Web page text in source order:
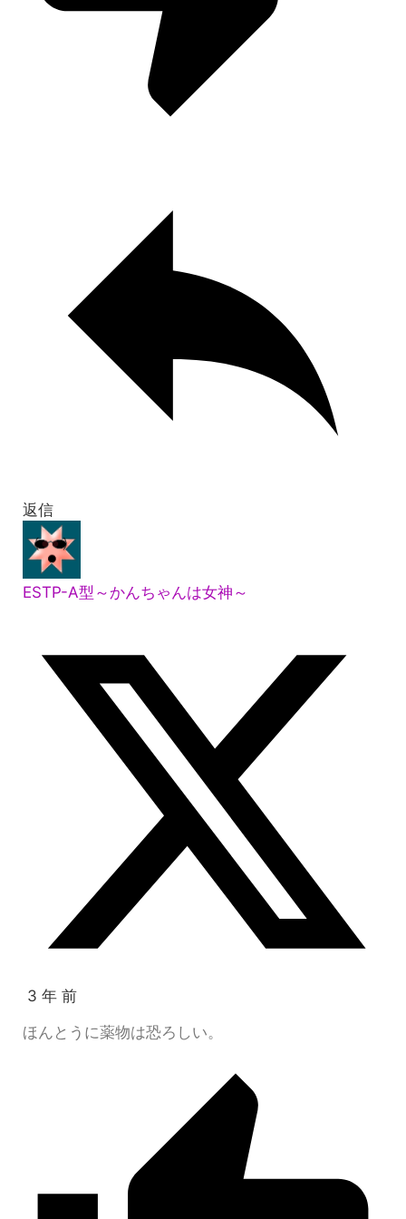
返信
ESTP-A型～かんちゃんは女神～
3 年 前
ほんとうに薬物は恐ろしい。